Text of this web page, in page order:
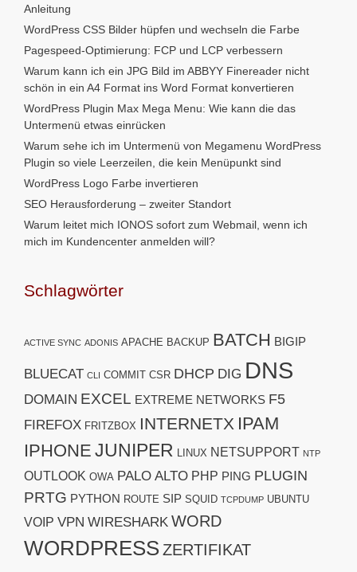
Anleitung
WordPress CSS Bilder hüpfen und wechseln die Farbe
Pagespeed-Optimierung: FCP und LCP verbessern
Warum kann ich ein JPG Bild im ABBYY Finereader nicht
schön in ein A4 Format ins Word Format konvertieren
WordPress Plugin Max Mega Menu: Wie kann die das
Untermenü etwas einrücken
Warum sehe ich im Untermenü von Megamenu WordPress
Plugin so viele Leerzeilen, die kein Menüpunkt sind
WordPress Logo Farbe invertieren
SEO Herausforderung – zweiter Standort
Warum leitet mich IONOS sofort zum Webmail, wenn ich
mich im Kundencenter anmelden will?
Schlagwörter
ACTIVE SYNC ADONIS APACHE BACKUP BATCH BIGIP
BLUECAT CLI COMMIT CSR DHCP DIG DNS
DOMAIN EXCEL EXTREME NETWORKS F5
FIREFOX FRITZBOX INTERNETX IPAM
IPHONE JUNIPER LINUX NETSUPPORT NTP
OUTLOOK OWA PALO ALTO PHP PING PLUGIN
PRTG PYTHON ROUTE SIP SQUID TCPDUMP UBUNTU
VOIP VPN WIRESHARK WORD
WORDPRESSZERTIFIKAT